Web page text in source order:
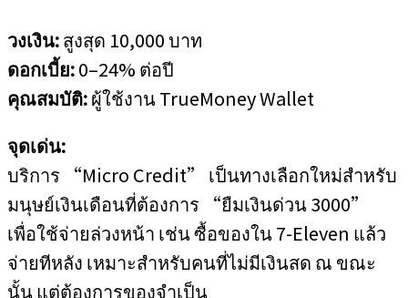
วงเงิน:สูงสุด 10,000 บาท
ดอกเบี้ย:0–24% ต่อปี
คุณสมบัติ:ผู้ใช้งาน TrueMoney Wallet
จุดเด่น:
บริการ “Micro Credit” เป็นทางเลือกใหม่สำหรับ
มนุษย์เงินเดือนที่ต้องการ “ยืมเงินด่วน 3000”
เพื่อใช้จ่ายล่วงหน้า เช่น ซื้อของใน 7-Eleven แล้ว
จ่ายทีหลัง เหมาะสำหรับคนที่ไม่มีเงินสด ณ ขณะ
นั้น แต่ต้องการของจำเป็น